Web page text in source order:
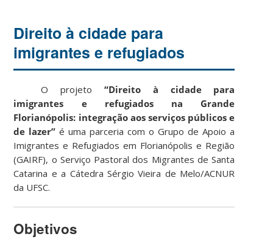
Direito à cidade para
imigrantes e refugiados
­ ­ ­O projeto “Direito à cidade para
imigrantes e refugiados na Grande
Florianópolis: integração aos serviços públicos e
de lazer” é uma parceria com o Grupo de Apoio a
Imigrantes e Refugiados em Florianópolis e Região
(GAIRF), o Serviço Pastoral dos Migrantes de Santa
Catarina e a Cátedra Sérgio Vieira de Melo/ACNUR
da UFSC.
Objetivos